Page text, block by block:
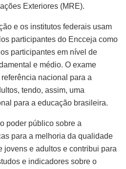
Exteriores (MRE).
e os institutos federais usam
participantes do Encceja como
participantes em nível de
e médio. O exame
nacional para a
tendo, assim, uma
para a educação brasileira.
poder público sobre a
para a melhoria da qualidade
jovens e adultos e contribui para
e indicadores sobre o